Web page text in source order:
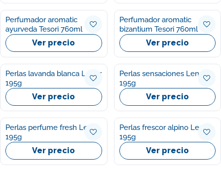
Perfumador aromatic
ayurveda Tesori 760ml
Ver precio
Perfumador aromatic
bizantium Tesori 760ml
Ver precio
Perlas lavanda blanca Lenor
195g
Ver precio
Perlas sensaciones Lenor
195g
Ver precio
Perlas perfume fresh Lenor
195g
Ver precio
Perlas frescor alpino Lenor
195g
Ver precio